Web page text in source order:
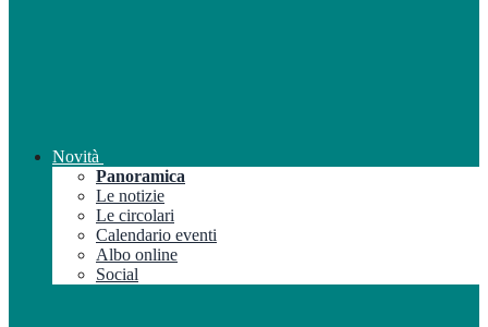
Novità
Panoramica
Le notizie
Le circolari
Calendario eventi
Albo online
Social